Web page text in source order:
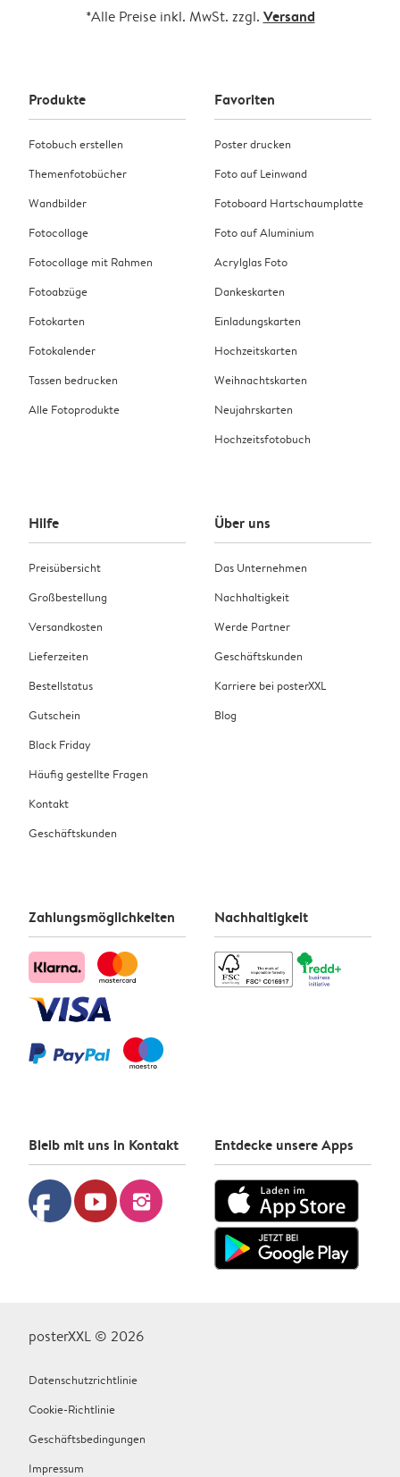
*Alle Preise inkl. MwSt. zzgl. Versand
Produkte
Fotobuch erstellen
Themenfotobücher
Wandbilder
Fotocollage
Fotocollage mit Rahmen
Fotoabzüge
Fotokarten
Fotokalender
Tassen bedrucken
Alle Fotoprodukte
Favoriten
Poster drucken
Foto auf Leinwand
Fotoboard Hartschaumplatte
Foto auf Aluminium
Acrylglas Foto
Dankeskarten
Einladungskarten
Hochzeitskarten
Weihnachtskarten
Neujahrskarten
Hochzeitsfotobuch
Hilfe
Preisübersicht
Großbestellung
Versandkosten
Lieferzeiten
Bestellstatus
Gutschein
Black Friday
Häufig gestellte Fragen
Kontakt
Geschäftskunden
Über uns
Das Unternehmen
Nachhaltigkeit
Werde Partner
Geschäftskunden
Karriere bei posterXXL
Blog
Zahlungsmöglichkeiten Nachhaltigkeit
Bleib mit uns in Kontakt
facebook youtube instagram
Entdecke unsere Apps
posterXXL © 2026
Datenschutzrichtlinie
Cookie-Richtlinie
Geschäftsbedingungen
Impressum